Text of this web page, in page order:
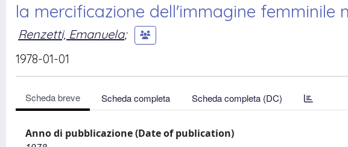
la mercificazione dell'immagine femminile
Renzetti, Emanuela;
1978-01-01
Scheda breve Scheda completa Scheda completa (DC)
Anno di pubblicazione (Date of publication)